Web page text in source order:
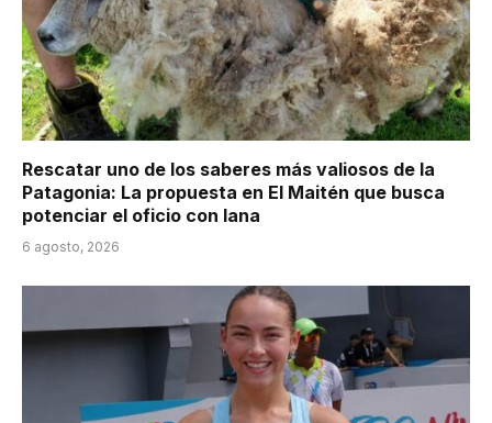
Rescatar uno de los saberes más valiosos de la
Patagonia: La propuesta en El Maitén que busca
potenciar el oficio con lana
6 agosto, 2026